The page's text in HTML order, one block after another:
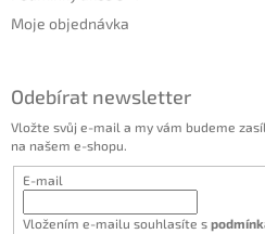
Moje objednávka
Odebírat newsletter
Vložte svůj e-mail a my vám budeme
na našem e-shopu.
E-mail
Vložením e-mailu souhlasíte s